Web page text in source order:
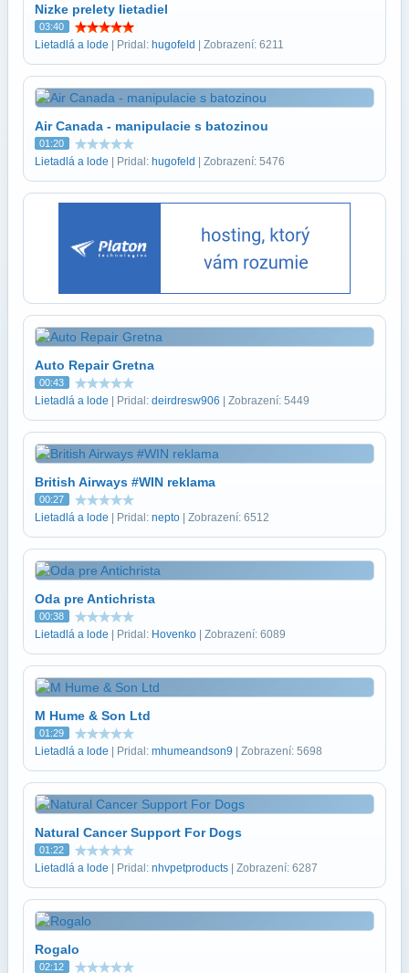
Nizke prelety lietadiel
03:40
Lietadlá a lode | Pridal: hugofeld | Zobrazení: 6211
Air Canada - manipulacie s batozinou
01:20
Lietadlá a lode | Pridal: hugofeld | Zobrazení: 5476
Auto Repair Gretna
00:43
Lietadlá a lode | Pridal: deirdresw906 | Zobrazení: 5449
British Airways #WIN reklama
00:27
Lietadlá a lode | Pridal: nepto | Zobrazení: 6512
Oda pre Antichrista
00:38
Lietadlá a lode | Pridal: Hovenko | Zobrazení: 6089
M Hume & Son Ltd
01:29
Lietadlá a lode | Pridal: mhumeandson9 | Zobrazení: 5698
Natural Cancer Support For Dogs
01:22
Lietadlá a lode | Pridal: nhvpetproducts | Zobrazení: 6287
Rogalo
02:12